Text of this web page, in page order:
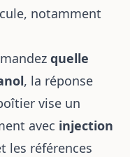
notamment
quelle
, la réponse
vise un
avec injection
les références